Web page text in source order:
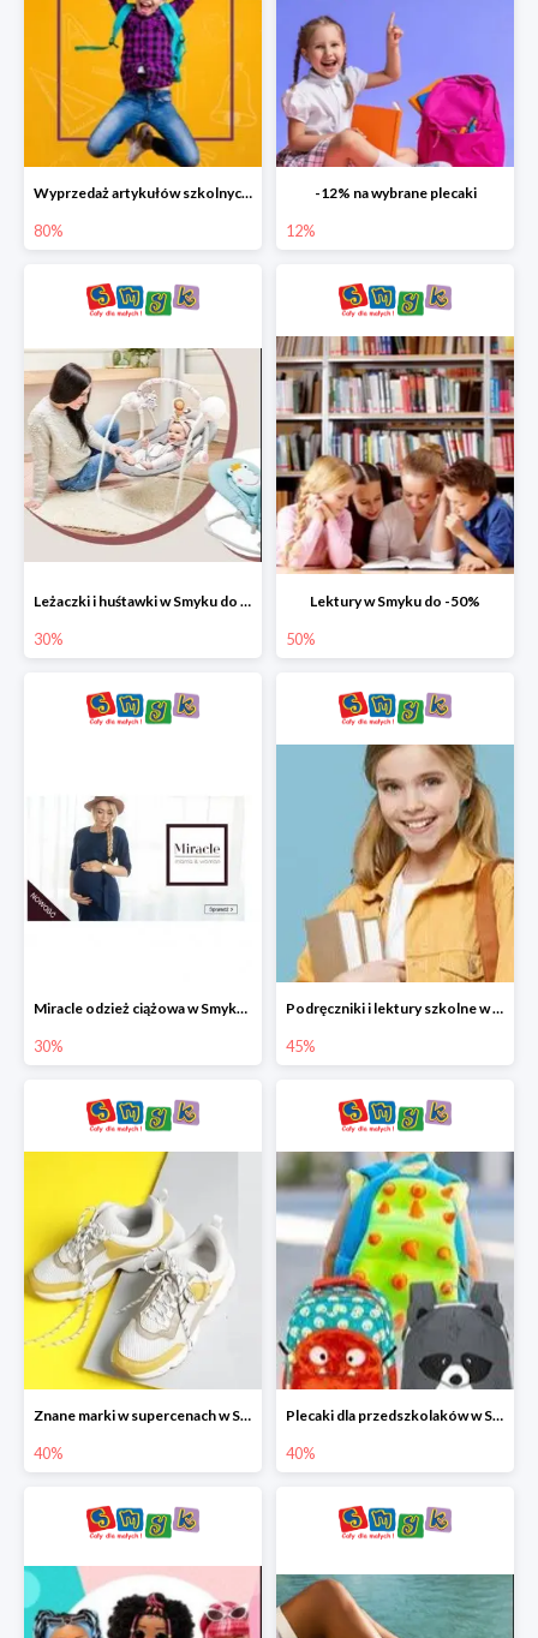
Wyprzedaż artykułów szkolnych w Smyku do -80%
80%
-12% na wybrane plecaki
12%
Leżaczki i huśtawki w Smyku do -30%
30%
Lektury w Smyku do -50%
50%
Miracle odzież ciążowa w Smyku co -30%
30%
Podręczniki i lektury szkolne w Smyku do -45%
45%
Znane marki w supercenach w Smyku - buty do -40%
40%
Plecaki dla przedszkolaków w Smyku do -40%
40%